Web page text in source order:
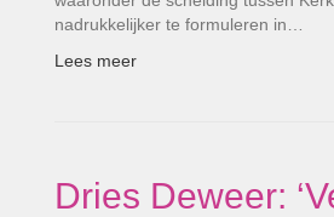
nadrukkelijker te formuleren in…
Lees meer
Dries Deweer: